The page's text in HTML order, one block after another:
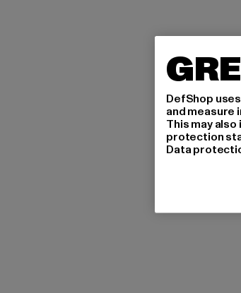
DefShop
and measure
This may
protection
Data